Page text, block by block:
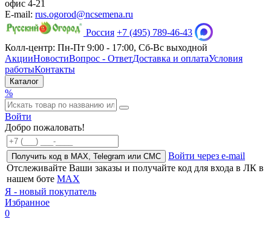
офис 4-21
E-mail: rus.ogorod@ncsemena.ru
Россия +7 (495) 789-46-43
Колл-центр: Пн-Пт 9:00 - 17:00, Сб-Вс выходной
АкцииНовостиВопрос - ОтветДоставка и оплатаУсловия
работыКонтакты
Каталог
%
Войти
Добро пожаловать!
Получить код в MAX, Telegram или СМС
Войти через e-mail
Отслеживайте Ваши заказы и получайте код для входа в ЛК в
нашем боте MAX
Я - новый покупатель
Избранное
0